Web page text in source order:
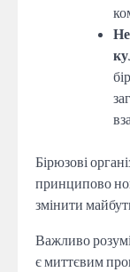
Бірюзові
принципово
змінити
Важливо
є миттєвим